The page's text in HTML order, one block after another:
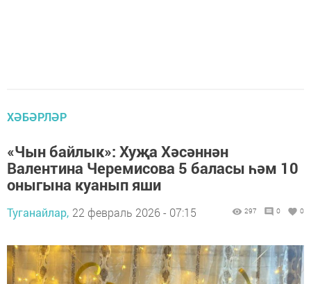
ХӘБӘРЛӘР
«Чын байлык»: Хуҗа Хәсәннән
Валентина Черемисова 5 баласы һәм 10
оныгына куанып яши
Туганайлар, 22 февраль 2026 - 07:15 297 0 0